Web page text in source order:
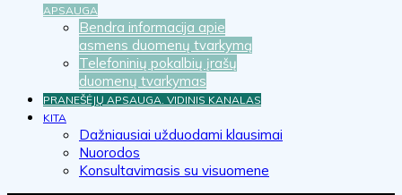
APSAUGA
Bendra informacija apie
asmens duomenų tvarkymą
Telefoninių pokalbių įrašų
duomenų tvarkymas
PRANEŠĖJŲ APSAUGA. VIDINIS KANALAS
KITA
Dažniausiai užduodami klausimai
Nuorodos
Konsultavimasis su visuomene